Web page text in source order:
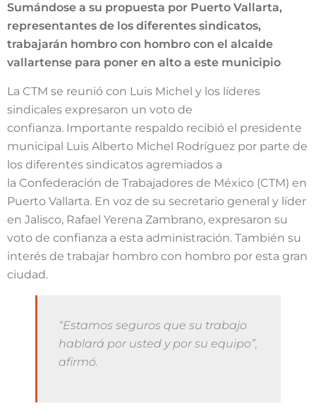
Sumándose a su propuesta por Puerto Vallarta,
representantes de los diferentes sindicatos,
trabajarán hombro con hombro con el alcalde
vallartense para poner en alto a este municipio
La CTM se reunió con Luis Michel y los líderes
sindicales expresaron un voto de
confianza. Importante respaldo recibió el presidente
municipal Luis Alberto Michel Rodríguez por parte de
los diferentes sindicatos agremiados a
la Confederación de Trabajadores de México (CTM) en
Puerto Vallarta. En voz de su secretario general y líder
en Jalisco, Rafael Yerena Zambrano, expresaron su
voto de confianza a esta administración. También su
interés de trabajar hombro con hombro por esta gran
ciudad.
“Estamos seguros que su trabajo
hablará por usted y por su equipo”,
afirmó.